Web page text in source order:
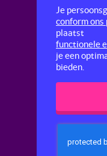
Je
conform
plaatst
functionele
je een
bieden.